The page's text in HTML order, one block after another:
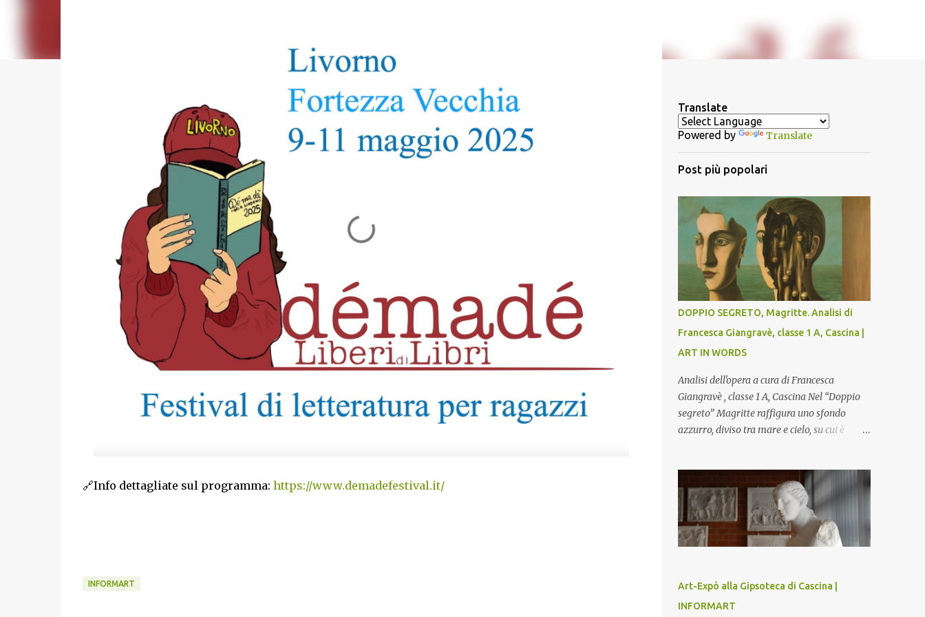
🔗Info dettagliate sul programma: https://www.demadefestival.it/
INFORMART
Translate
Powered by Translate
Post più popolari
DOPPIO SEGRETO, Magritte. Analisi di
Francesca Giangravè, classe 1 A, Cascina |
ART IN WORDS
Analisi dell'opera a cura di Francesca
Giangravè , classe 1 A, Cascina Nel “Doppio
segreto” Magritte raffigura uno sfondo
azzurro, diviso tra mare e cielo, su cui è
testa è quasi uno strappo o un taglio, scopre
sulla destra l’interno del corpo: non organi
umani, ma una materia metallica, fatta di
cilindri e sfere, un motivo che Magritte
propone frequentemente nelle sue opere,
minaccioso, come se si trattasse di un
qualcosa di malinconico, sia per il colore che
per la consistenza del materiale. L’enigma
Art-Expò alla Gipsoteca di Cascina |
INFORMART